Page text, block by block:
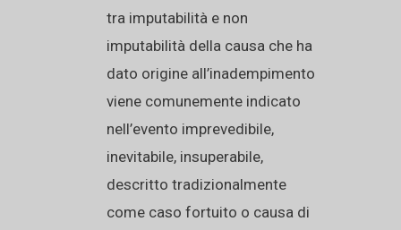
tra imputabilità e non
imputabilità della causa che ha
dato origine all’inadempimento
viene comunemente indicato
nell’evento imprevedibile,
inevitabile, insuperabile,
descritto tradizionalmente
come caso fortuito o causa di